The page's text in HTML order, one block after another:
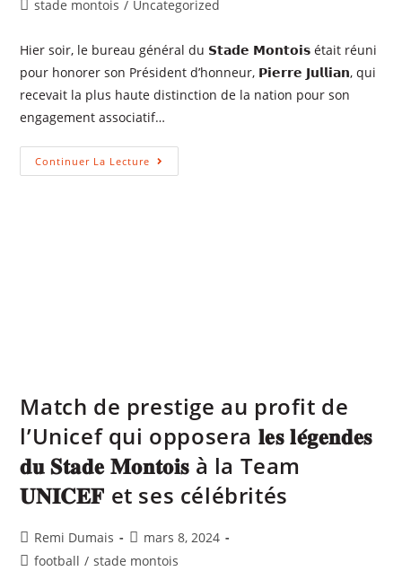
stade montois / Uncategorized
Hier soir, le bureau général du 𝗦𝘁𝗮𝗱𝗲 𝗠𝗼𝗻𝘁𝗼𝗶𝘀 était réuni
pour honorer son Président d’honneur, 𝗣𝗶𝗲𝗿𝗿𝗲 𝗝𝘂𝗹𝗹𝗶𝗮𝗻, qui
recevait la plus haute distinction de la nation pour son
engagement associatif…
Continuer La Lecture
Match de prestige au profit de
l’Unicef qui opposera 𝐥𝐞𝐬 𝐥𝐞́𝐠𝐞𝐧𝐝𝐞𝐬
𝐝𝐮 𝐒𝐭𝐚𝐝𝐞 𝐌𝐨𝐧𝐭𝐨𝐢𝐬 à la Team
𝐔𝐍𝐈𝐂𝐄𝐅 et ses célébrités
Remi Dumais
mars 8, 2024
football / stade montois